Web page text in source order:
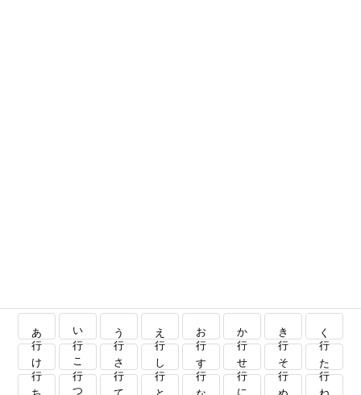
あ行 い行 う行 え行 お行 か行 き行 く行
け行 こ行 さ行 し行 す行 せ行 そ行 た行
ち行 つ行 て行 と行 な行 に行 ぬ行 ね行